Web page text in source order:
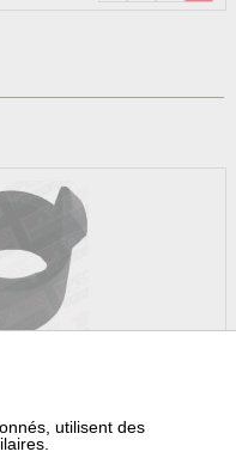
utilisent des